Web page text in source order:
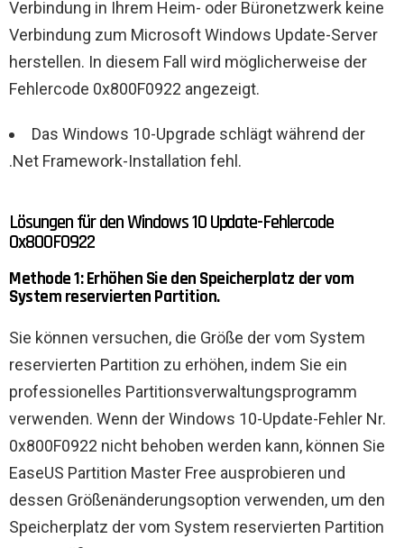
Verbindung in Ihrem Heim- oder Büronetzwerk keine
Verbindung zum Microsoft Windows Update-Server
herstellen. In diesem Fall wird möglicherweise der
Fehlercode 0x800F0922 angezeigt.
Das Windows 10-Upgrade schlägt während der
.Net Framework-Installation fehl.
Lösungen für den Windows 10 Update-Fehlercode
0x800F0922
Methode 1: Erhöhen Sie den Speicherplatz der vom
System reservierten Partition.
Sie können versuchen, die Größe der vom System
reservierten Partition zu erhöhen, indem Sie ein
professionelles Partitionsverwaltungsprogramm
verwenden. Wenn der Windows 10-Update-Fehler Nr.
0x800F0922 nicht behoben werden kann, können Sie
EaseUS Partition Master Free ausprobieren und
dessen Größenänderungsoption verwenden, um den
Speicherplatz der vom System reservierten Partition